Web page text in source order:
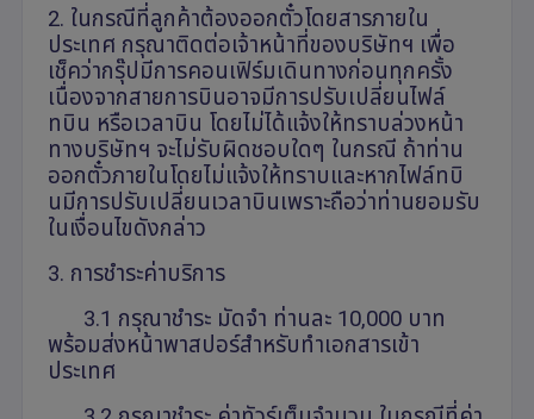
2. ในกรณีที่ลูกค้าต้องออกตั๋วโดยสารภายใน
ประเทศ กรุณาติดต่อเจ้าหน้าที่ของบริษัทฯ เพื่อ
เช็คว่ากรุ๊ปมีการคอนเฟิร์มเดินทางก่อนทุกครั้ง
เนื่องจากสายการบินอาจมีการปรับเปลี่ยนไฟล์
ทบิน หรือเวลาบิน โดยไม่ได้แจ้งให้ทราบล่วงหน้า
ทางบริษัทฯ จะไม่รับผิดชอบใดๆ ในกรณี ถ้าท่าน
ออกตั๋วภายในโดยไม่แจ้งให้ทราบและหากไฟล์ทบิ
นมีการปรับเปลี่ยนเวลาบินเพราะถือว่าท่านยอมรับ
ในเงื่อนไขดังกล่าว
3. การชำระค่าบริการ
3.1 กรุณาชำระ มัดจำ ท่านละ 10,000 บาท
พร้อมส่งหน้าพาสปอร์สำหรับทำเอกสารเข้า
ประเทศ